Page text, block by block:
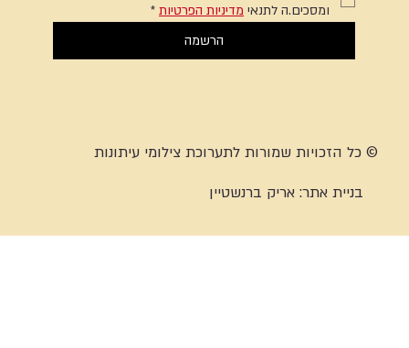
ומסכים.ה לתנאי מדיניות הפרטיות *
הרשמה
© כל הזכויות שמורות לתערוכת צילומי עיתונות
בניית אתר:אריק ברנשטיין